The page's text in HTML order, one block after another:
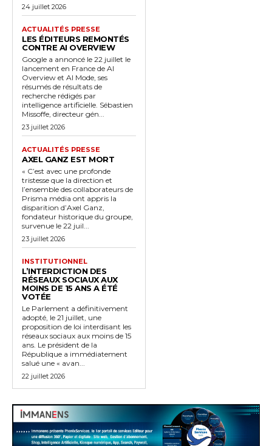
24 juillet 2026
ACTUALITÉS PRESSE
LES ÉDITEURS REMONTÉS
CONTRE AI OVERVIEW
Google a annoncé le 22 juillet le
lancement en France de AI
Overview et AI Mode, ses
résumés de résultats de
recherche rédigés par
intelligence artificielle. Sébastien
Missoffe, directeur gén...
23 juillet 2026
ACTUALITÉS PRESSE
AXEL GANZ EST MORT
« C’est avec une profonde
tristesse que la direction et
l’ensemble des collaborateurs de
Prisma média ont appris la
disparition d’Axel Ganz,
fondateur historique du groupe,
survenue le 22 juil...
23 juillet 2026
INSTITUTIONNEL
L’INTERDICTION DES
RÉSEAUX SOCIAUX AUX
MOINS DE 15 ANS A ÉTÉ
VOTÉE
Le Parlement a définitivement
adopté, le 21 juillet, une
proposition de loi interdisant les
réseaux sociaux aux moins de 15
ans. Le président de la
République a immédiatement
salué une « avan...
22 juillet 2026